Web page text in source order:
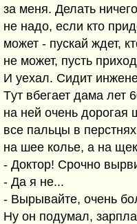
за меня. Делать ничего
не надо, если кто
может - пускай ждет,
не может, пусть
И уехал. Сидит
Tут вбегает дама лет
на ней очень
все пальцы в
на шее колье, а на
- Доктор! Срочно
- Да я не...
- Вырывайте, очень
Ну он подумал,